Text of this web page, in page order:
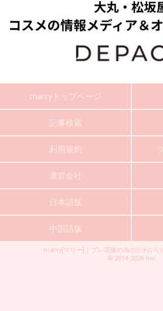
marryトップページ
記事検索
利用規約
運営会社
日本語版
中国語版
marry[マリー]｜プレ花嫁の為のかわい
© 2014-2026 Inc